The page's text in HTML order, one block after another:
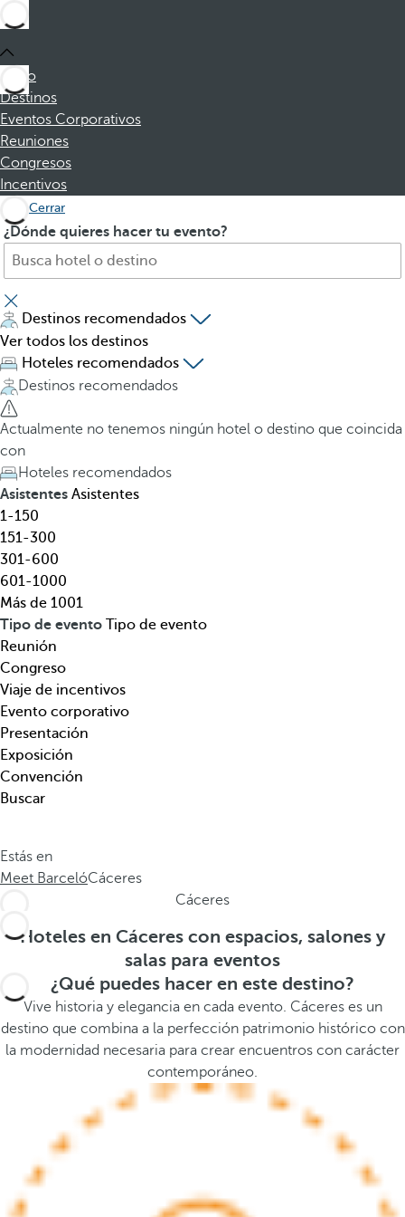
Inicio
Destinos
Eventos Corporativos
Reuniones
Congresos
Incentivos
Cerrar
¿Dónde quieres hacer tu evento?
B
s
c
a
h
o
t
e
l
,
d
e
s
t
i
n
o
,
t
e
m
á
t
i
c
a
.
A
p
u
l
s
a
r
l
a
t
e
c
l
a
d
e
f
l
e
c
h
a
h
a
c
i
b
a
e
b
r
Destinos recomendados
Ver todos los destinos
Hoteles recomendados
Destinos recomendados
Actualmente no tenemos ningún hotel o destino que coincida
con
Hoteles recomendados
Asistentes Asistentes
1-150
151-300
301-600
601-1000
Más de 1001
Tipo de evento Tipo de evento
Reunión
Congreso
Viaje de incentivos
Evento corporativo
Presentación
Exposición
Convención
Buscar
Estás en
Meet BarcelóCáceres
Cáceres
Hoteles en Cáceres con espacios, salones y
salas para eventos
¿Qué puedes hacer en este destino?
Vive historia y elegancia en cada evento. Cáceres es un
destino que combina a la perfección patrimonio histórico con
la modernidad necesaria para crear encuentros con carácter
contemporáneo.